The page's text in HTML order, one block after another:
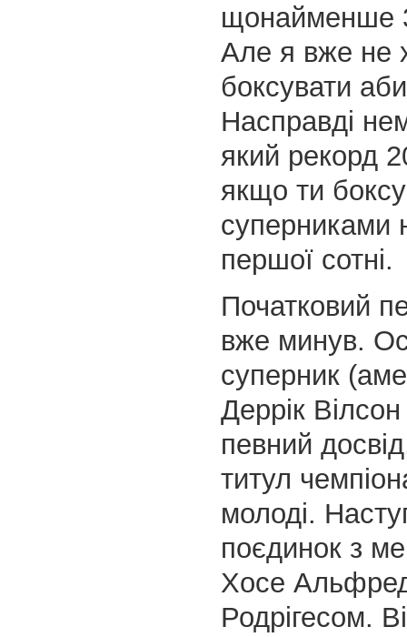
щонайменше
Але я вже не
боксувати
Насправді
який рекорд
якщо ти
суперниками
першої сотні.
Початковий
вже минув.
суперник
Деррік
певний
титул
молоді.
поєдинок з
Хосе
Родрігесом.